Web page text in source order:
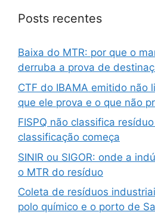
Posts recentes
Baixa do MTR: por que o
derruba a prova de
CTF do IBAMA emitido não
que ele prova e o que não
FISPQ não classifica
classificação começa
SINIR ou SIGOR: onde a
o MTR do resíduo
Coleta de resíduos
polo químico e o porto de